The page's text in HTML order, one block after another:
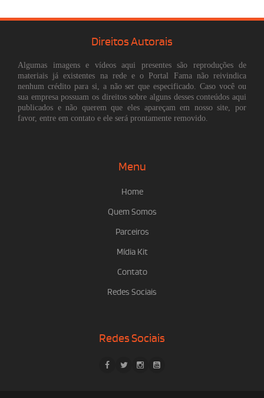
Direitos Autorais
Algumas imagens e vídeos aqui presentes são reproduções de
materiais já existentes na rede e o Portal Fama não reivindica
nenhum crédito para si, a não ser que especificado. Caso você ou
sua empresa possuam os direitos sobre alguns desses conteúdos aqui
publicados e não querem que eles apareçam em nosso site, por
favor, entre em contato e ele será prontamente removido.
Menu
Home
Quem Somos
Parceiros
Mídia Kit
Contato
Redes Sociais
Redes Sociais